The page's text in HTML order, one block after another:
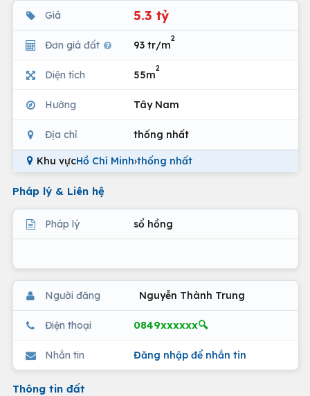
Giá 5.3 tỷ
Đơn giá đất 93 tr/m
2
Diện tích 55m
2
Hướng Tây Nam
Địa chỉ thống nhất
Khu vựcHồ Chí Minh›thống nhất
Pháp lý & Liên hệ
Pháp lý sổ hồng
Người đăng Nguyễn Thành Trung
Điện thoại 0849xxxxxx🔍
Nhắn tin Đăng nhập để nhắn tin
Thông tin đất